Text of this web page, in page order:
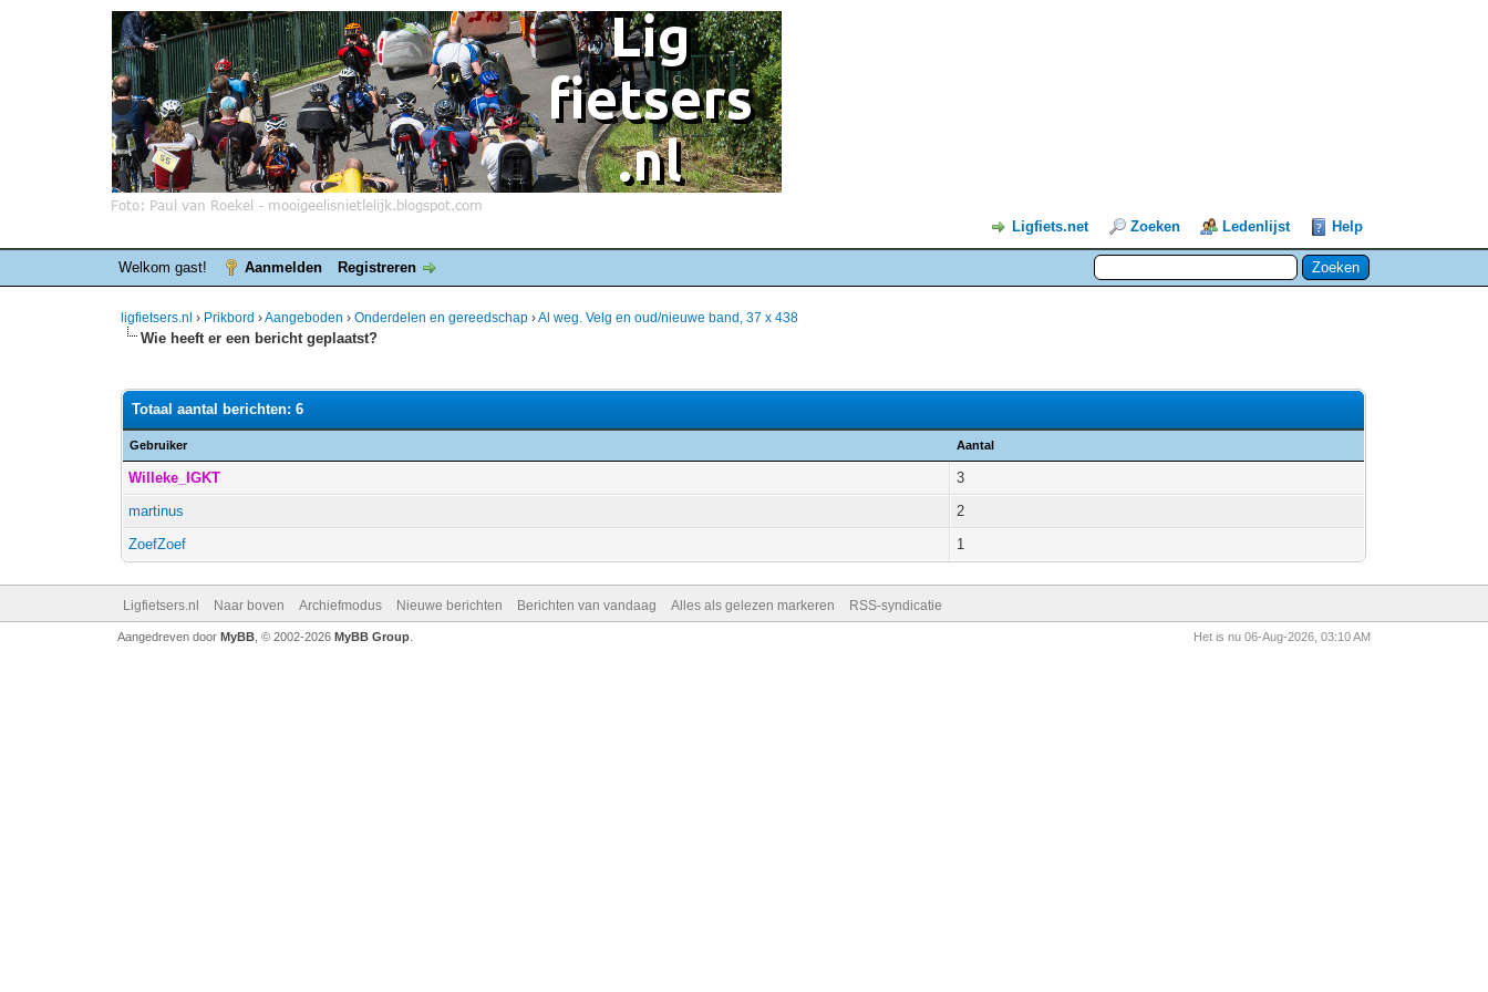
Ligfiets.net Zoeken Ledenlijst Help
Welkom gast! Aanmelden Registreren
ligfietsers.nl › Prikbord ›Aangeboden ›Onderdelen en gereedschap ›Al weg. Velg en oud/nieuwe band, 37 x 438
Wie heeft er een bericht geplaatst?
Totaal aantal berichten: 6
Gebruiker Aantal
Willeke_IGKT
3
martinus
2
ZoefZoef
1
Ligfietsers.nl Naar boven Archiefmodus Nieuwe berichten Berichten van vandaag Alles als gelezen markeren RSS-syndicatie
Het is nu 06-Aug-2026, 03:10 AM
Aangedreven door MyBB, © 2002-2026 MyBB Group.